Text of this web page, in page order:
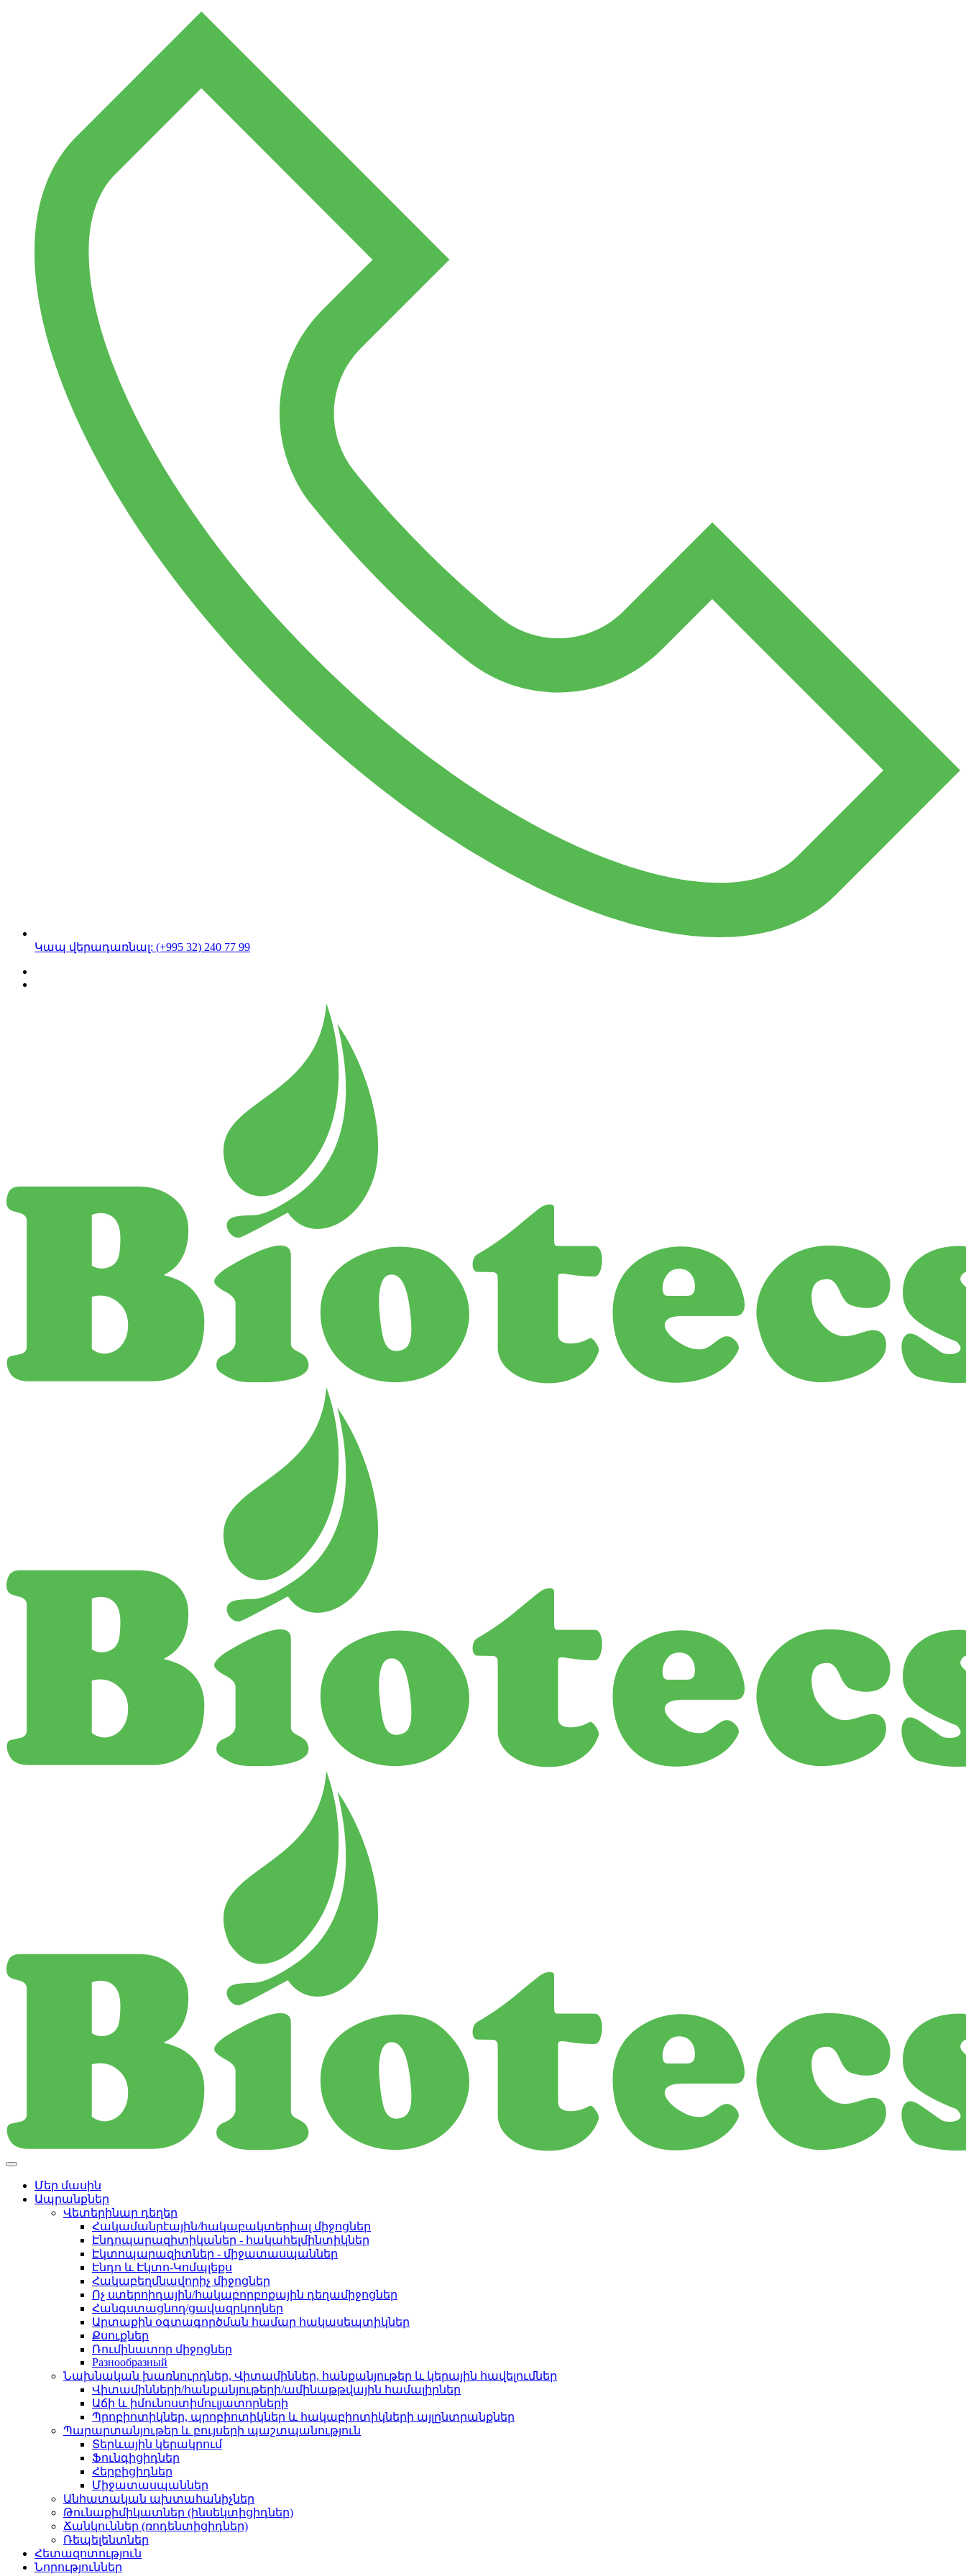
Կապ վերադառնալ: (+995 32) 240 77 99
Մեր մասին
Ապրանքներ
Վետերինար դեղեր
Հակամանրէային/հակաբակտերիալ միջոցներ
Էնդոպարազիտիկաներ - հակահելմինտիկներ
Էկտոպարազիտներ - միջատասպաններ
Էնդո և Էկտո-Կոմպլեքս
Հակաբեղմնավորիչ միջոցներ
Ոչ ստերոիդային/հակաբորբոքային դեղամիջոցներ
Հանգստացնող/ցավազրկողներ
Արտաքին օգտագործման համար հակասեպտիկներ
Քսուքներ
Ռումինատոր միջոցներ
Разнообразный
Նախնական խառնուրդներ, Վիտամիններ, հանքանյութեր և կերային հավելումներ
Վիտամինների/հանքանյութերի/ամինաթթվային համալիրներ
Աճի և իմունոստիմուլյատորների
Պրոբիոտիկներ, պրոբիոտիկներ և հակաբիոտիկների այլընտրանքներ
Պարարտանյութեր և բույսերի պաշտպանություն
Տերևային կերակրում
Ֆունգիցիդներ
Հերբիցիդներ
Միջատասպաններ
Անհատական ​​ախտահանիչներ
Թունաքիմիկատներ (ինսեկտիցիդներ)
Ճանկուններ (ռոդենտիցիդներ)
Ռեպելենտներ
Հետազոտություն
Նորություններ